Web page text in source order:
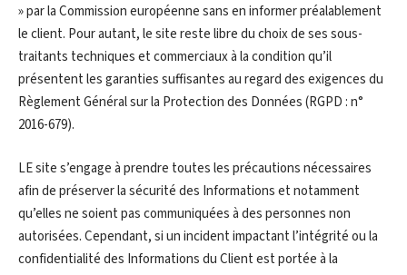
» par la Commission européenne sans en informer préalablement
le client. Pour autant, le site reste libre du choix de ses sous-
traitants techniques et commerciaux à la condition qu’il
présentent les garanties suffisantes au regard des exigences du
Règlement Général sur la Protection des Données (RGPD : n°
2016-679).
LE site s’engage à prendre toutes les précautions nécessaires
afin de préserver la sécurité des Informations et notamment
qu’elles ne soient pas communiquées à des personnes non
autorisées. Cependant, si un incident impactant l’intégrité ou la
confidentialité des Informations du Client est portée à la